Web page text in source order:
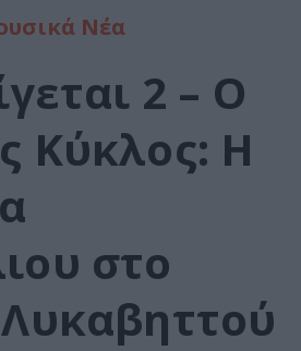
Νέα
2 – Ο
Κύκλος: Η
στο